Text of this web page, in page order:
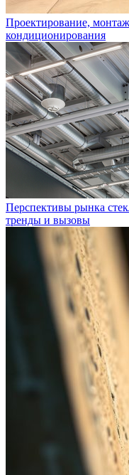
Проектирование,
кондиционирования
Перспективы рынка
тренды и вызовы